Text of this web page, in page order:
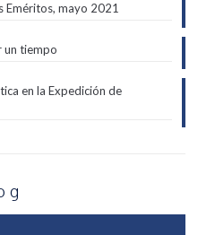
Eméritos, mayo 2021
un tiempo
en la Expedición de